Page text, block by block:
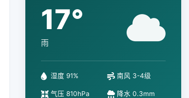
17°
雨
湿度 91% 南风 3-4级
气压 810hPa 降水 0.3mm